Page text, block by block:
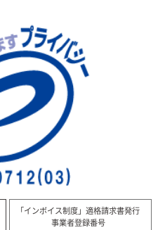
「インボイス制度」適格請求書発行
事業者登録番号